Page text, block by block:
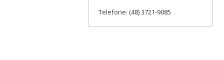
Telefone: (48) 3721-9085